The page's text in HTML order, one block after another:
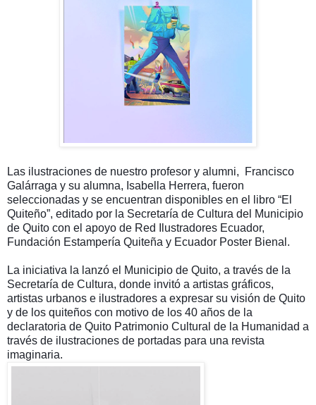
Las ilustraciones de nuestro profesor y alumni,
Francisco
Galárraga y su alumna, Isabella Herrera, fueron
seleccionadas y se encuentran disponibles en el libro “El
Quiteño”, editado por la Secretaría de Cultura del Municipio
de Quito con el apoyo de Red Ilustradores Ecuador,
Fundación Estampería Quiteña y Ecuador Poster Bienal.
La iniciativa la lanzó e l Municipio de Quito, a través de la
Secretaría de Cultura, donde invitó a artistas gráficos,
artistas urbanos e ilustradores a expresar su visión de Quito
y de los quiteños con motivo de los 40 años de la
declaratoria de Quito Patrimonio Cultural de la Humanidad a
través de ilustraciones de portadas para una revista
imaginaria.